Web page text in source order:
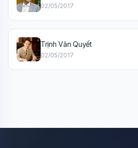
02/05/2017
Trịnh Văn Quyết
02/05/2017
về các bài
🪐 Sao Mộc là gì?
📚 Lịch sử Việt Nam